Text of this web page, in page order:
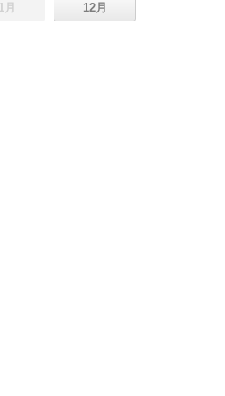
月 12月